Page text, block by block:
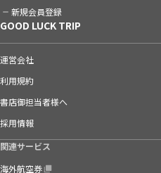
新規会員登録
GOOD LUCK TRIP
運営会社
利用規約
書店御担当者様へ
採用情報
関連サービス
海外航空券